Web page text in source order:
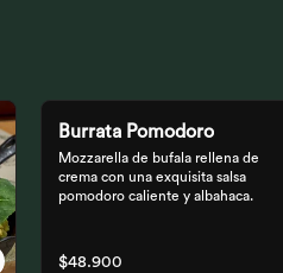
Burrata Pomodoro
Mozzarella de bufala rellena de
crema con una exquisita salsa
pomodoro caliente y albahaca.
$48.900